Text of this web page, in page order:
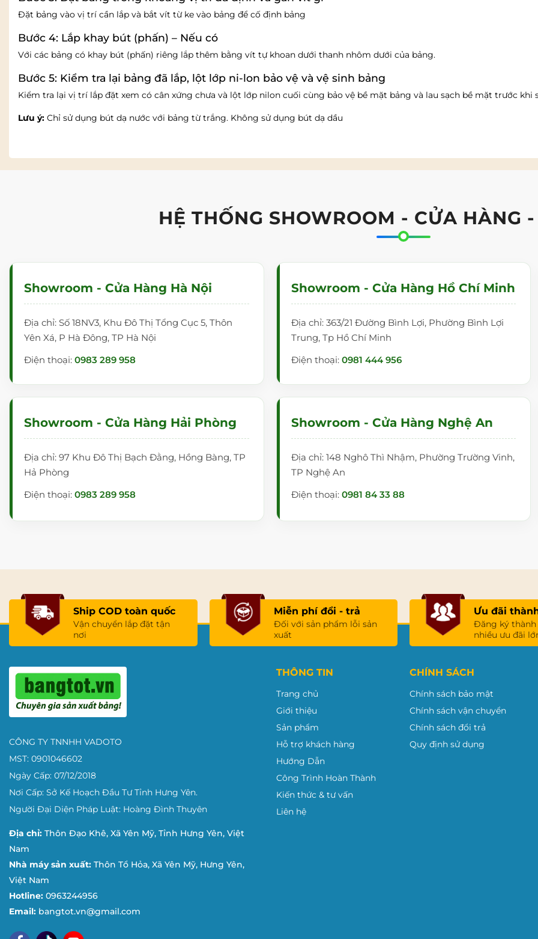
Đặt bảng vào vị trí cần lắp và bắt vít từ ke vào bảng để cố định bảng
Bước 4: Lắp khay bút (phấn) – Nếu có
Với các bảng có khay bút (phấn) riêng lắp thêm bằng vít tự khoan dưới thanh nhôm dưới của bảng.
Bước 5: Kiểm tra lại bảng đã lắp, lột lớp ni-lon bảo vệ và vệ sinh bảng
Kiểm tra lại vị trí lắp đặt xem có cân xứng chưa và lột lớp nilon cuối cùng bảo vệ bề mặt bảng và lau sạch bề mặt trước khi
Lưu ý: Chỉ sử dụng bút dạ nước với bảng từ trắng. Không sử dụng bút dạ dầu
HỆ THỐNG SHOWROOM - CỬA HÀNG
Showroom - Cửa Hàng Hà Nội
Địa chỉ: Số 18NV3, Khu Đô Thị Tổng Cục 5, Thôn
Yên Xá, P Hà Đông, TP Hà Nội
Điện thoại: 0983 289 958
Showroom - Cửa Hàng Hồ Chí Minh
Địa chỉ: 363/21 Đường Bình Lợi, Phường Bình Lợi
Trung, Tp Hồ Chí Minh
Điện thoại: 0981 444 956
Showroom - Cửa Hàng Hải Phòng
Địa chỉ: 97 Khu Đô Thị Bạch Đằng, Hồng Bàng, TP
Hả Phòng
Điện thoại: 0983 289 958
Showroom - Cửa Hàng Nghệ An
Địa chỉ: 148 Nghô Thì Nhậm, Phường Trường Vinh,
TP Nghệ An
Điện thoại: 0981 84 33 88
Ship COD toàn quốc
Vận chuyển lắp đặt tận
nơi
Miễn phí đổi - trả
Đối với sản phẩm lỗi sản
xuất
Ưu đãi
Đăng ký thành
nhiều ưu đãi
CÔNG TY TNNHH VADOTO
MST: 0901046602
Ngày Cấp: 07/12/2018
Nơi Cấp: Sở Kế Hoạch Đầu Tư Tỉnh Hưng Yên.
Người Đại Diện Pháp Luật: Hoàng Đình Thuyên
Địa chỉ: Thôn Đạo Khê, Xã Yên Mỹ, Tỉnh Hưng Yên, Việt
Nam
Nhà máy sản xuất: Thôn Tổ Hỏa, Xã Yên Mỹ, Hưng Yên,
Việt Nam
Hotline: 0963244956
Email: bangtot.vn@gmail.com
THÔNG TIN
Trang chủ
Giới thiệu
Sản phẩm
Hỗ trợ khách hàng
Hướng Dẫn
Công Trình Hoàn Thành
Kiến thức & tư vấn
Liên hệ
CHÍNH SÁCH
Chính sách bảo mật
Chính sách vận chuyển
Chính sách đổi trả
Quy định sử dụng